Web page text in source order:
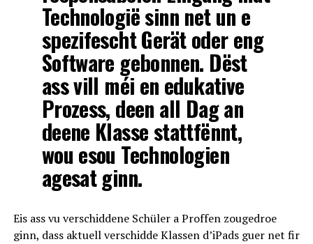
Technologië sinn net un e
spezifescht Gerät oder eng
Software gebonnen. Dëst
ass vill méi en edukative
Prozess, deen all Dag an
deene Klasse stattfënnt,
wou esou Technologien
agesat ginn.
Eis ass vu verschiddene Schüler a Proffen zougedroe
ginn, dass aktuell verschidde Klassen d’iPads guer net fir